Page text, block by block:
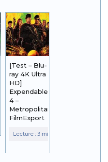
[Test – Blu-
ray 4K Ultra
HD]
Expendables
4 –
Metropolitan
FilmExport